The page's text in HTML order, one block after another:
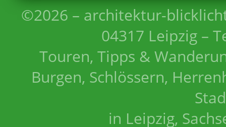
©2026 – architektur-
04317 Leipzig –
Touren, Tipps &
Burgen, Schlössern,
in Leipzig,